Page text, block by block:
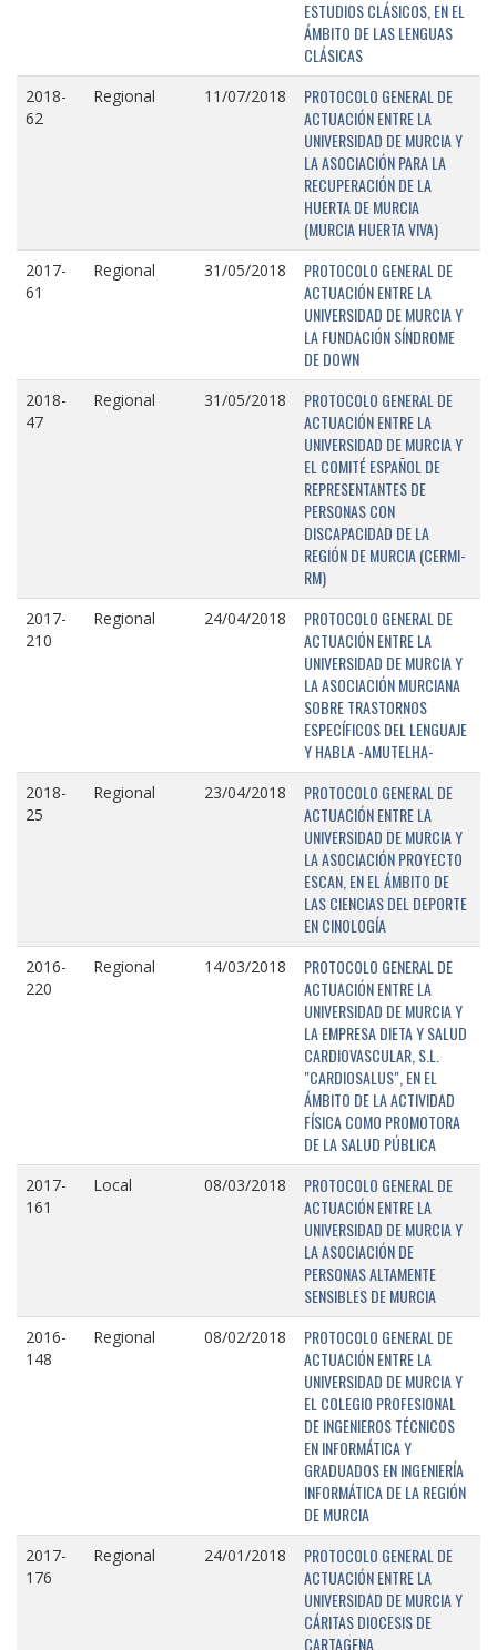
ESTUDIOS CLÁSICOS, EN EL
ÁMBITO DE LAS LENGUAS
CLÁSICAS
2018-
62
Regional 11/07/2018
PROTOCOLO GENERAL DE
ACTUACIÓN ENTRE LA
UNIVERSIDAD DE MURCIA Y
LA ASOCIACIÓN PARA LA
RECUPERACIÓN DE LA
HUERTA DE MURCIA
(MURCIA HUERTA VIVA)
2017-
61
Regional 31/05/2018
PROTOCOLO GENERAL DE
ACTUACIÓN ENTRE LA
UNIVERSIDAD DE MURCIA Y
LA FUNDACIÓN SÍNDROME
DE DOWN
2018-
47
Regional 31/05/2018
PROTOCOLO GENERAL DE
ACTUACIÓN ENTRE LA
UNIVERSIDAD DE MURCIA Y
EL COMITÉ ESPAÑOL DE
REPRESENTANTES DE
PERSONAS CON
DISCAPACIDAD DE LA
REGIÓN DE MURCIA (CERMI-
RM)
2017-
210
Regional 24/04/2018
PROTOCOLO GENERAL DE
ACTUACIÓN ENTRE LA
UNIVERSIDAD DE MURCIA Y
LA ASOCIACIÓN MURCIANA
SOBRE TRASTORNOS
ESPECÍFICOS DEL LENGUAJE
Y HABLA -AMUTELHA-
2018-
25
Regional 23/04/2018
PROTOCOLO GENERAL DE
ACTUACIÓN ENTRE LA
UNIVERSIDAD DE MURCIA Y
LA ASOCIACIÓN PROYECTO
ESCAN, EN EL ÁMBITO DE
LAS CIENCIAS DEL DEPORTE
EN CINOLOGÍA
2016-
220
Regional 14/03/2018
PROTOCOLO GENERAL DE
ACTUACIÓN ENTRE LA
UNIVERSIDAD DE MURCIA Y
LA EMPRESA DIETA Y SALUD
CARDIOVASCULAR, S.L.
"CARDIOSALUS", EN EL
ÁMBITO DE LA ACTIVIDAD
FÍSICA COMO PROMOTORA
DE LA SALUD PÚBLICA
2017-
161
Local 08/03/2018
PROTOCOLO GENERAL DE
ACTUACIÓN ENTRE LA
UNIVERSIDAD DE MURCIA Y
LA ASOCIACIÓN DE
PERSONAS ALTAMENTE
SENSIBLES DE MURCIA
2016-
148
Regional 08/02/2018
PROTOCOLO GENERAL DE
ACTUACIÓN ENTRE LA
UNIVERSIDAD DE MURCIA Y
EL COLEGIO PROFESIONAL
DE INGENIEROS TÉCNICOS
EN INFORMÁTICA Y
GRADUADOS EN INGENIERÍA
INFORMÁTICA DE LA REGIÓN
DE MURCIA
2017-
176
Regional 24/01/2018
PROTOCOLO GENERAL DE
ACTUACIÓN ENTRE LA
UNIVERSIDAD DE MURCIA Y
CÁRITAS DIOCESIS DE
CARTAGENA